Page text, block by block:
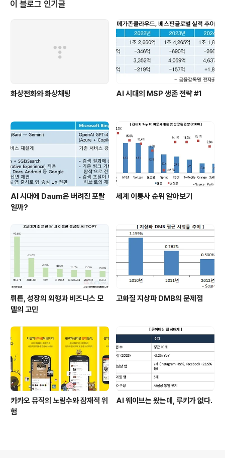
와 Google등의 서비스사업자들은 강한 지지를 표명하고
있다. FCC가 공식 규제에 들어가게 되면 VoIP 사업자들을
비롯한 P2P 등을 비롯한 이통사들의 견제로 서비스를 하
지 못하던 상품들이 무선에서 활발한 활동을 보일 것으로
예상된다.FCC의 규제 철..
이 블로그 인기글
화상전화와 화상채팅 AI 시대의 MSP 생존 전략 #1
AI 시대에 Daum은 버려진 포탈
일까?
세계 이통사 순위 알아보기
뤼튼, 성장의 외형과 비즈니스 모
델의 고민
고화질 지상파 DMB의 문제점
카카오 뮤직의 노림수와 잠재적 위
험
AI 웨이브는 왔는데, 루키가 없다.